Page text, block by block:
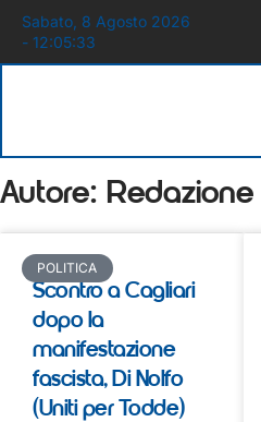
Sabato, 8 Agosto 2026
- 12:05:33
Autore: Redazione
POLITICA
Scontro a Cagliari
dopo la
manifestazione
fascista, Di Nolfo
(Uniti per Todde)